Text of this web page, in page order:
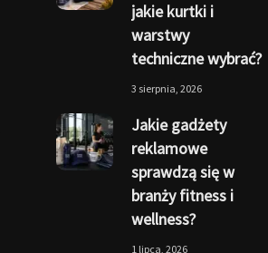
jakie kurtki i
warstwy
techniczne wybrać?
3 sierpnia, 2026
Jakie gadżety
reklamowe
sprawdzą się w
branży fitness i
wellness?
1 lipca, 2026